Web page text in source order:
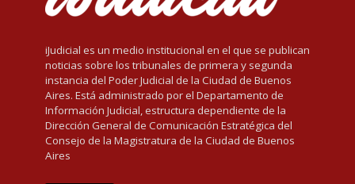
iJudicial es un medio institucional en el que se publican
noticias sobre los tribunales de primera y segunda
instancia del Poder Judicial de la Ciudad de Buenos
Aires. Está administrado por el Departamento de
Información Judicial, estructura dependiente de la
Dirección General de Comunicación Estratégica del
Consejo de la Magistratura de la Ciudad de Buenos
Aires